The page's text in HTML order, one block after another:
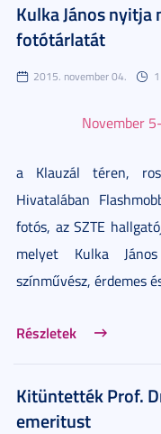
Kulka János nyitja
fotótárlatát
2015. november 04.
November
a Klauzál téren,
Hivatalában
fotós, az SZTE
melyet Kulka
színművész, érdemes
Részletek
Kitüntették Prof.
emeritust